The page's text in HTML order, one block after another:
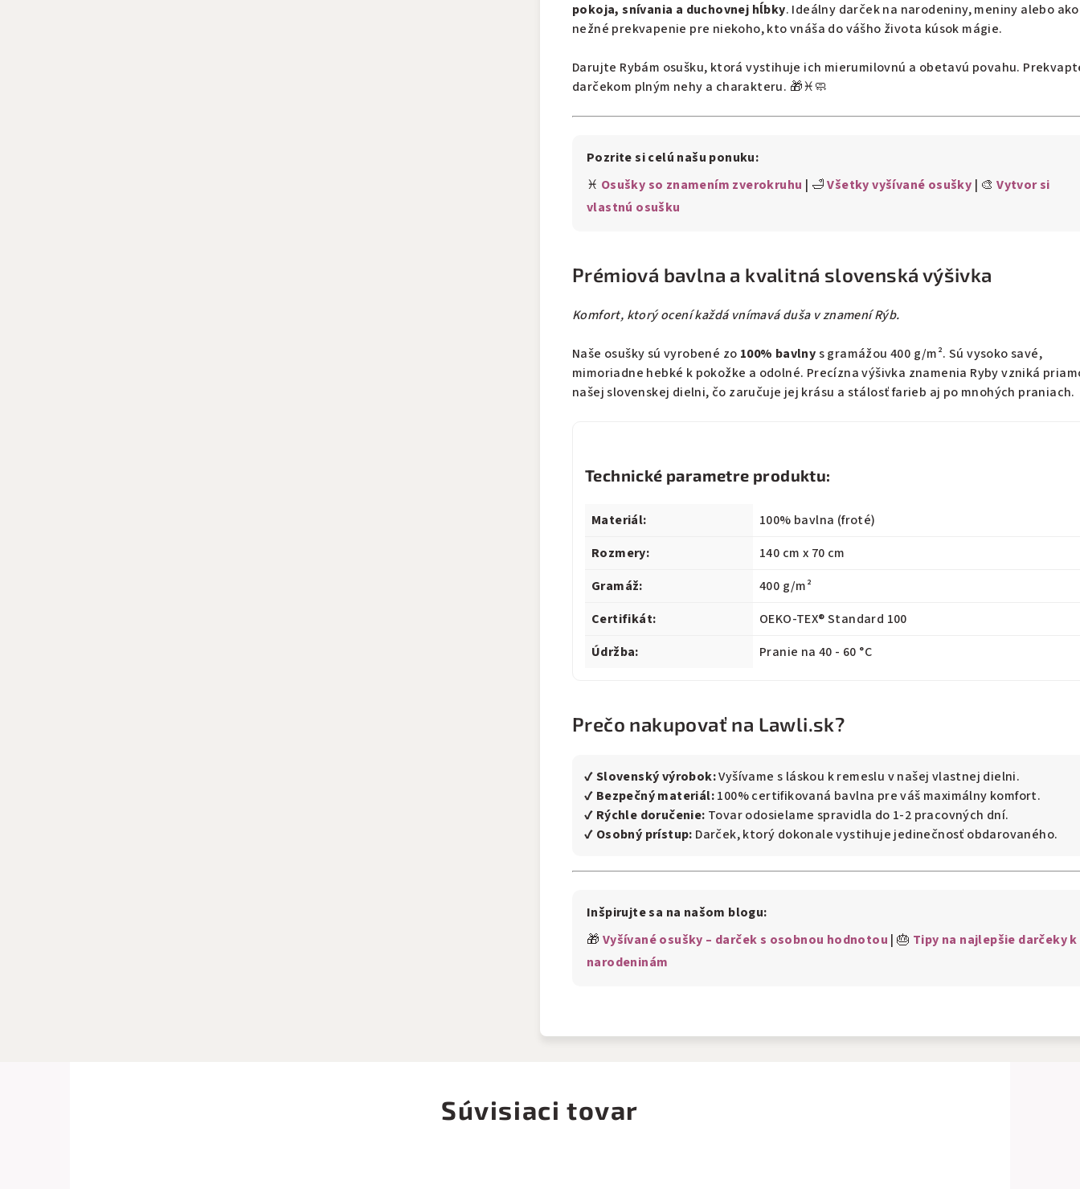
pokoja, snívania a duchovnej hĺbky. Ideálny darček na narodeniny, meniny alebo ako
nežné prekvapenie pre niekoho, kto vnáša do vášho života kúsok mágie.
Darujte Rybám osušku, ktorá vystihuje ich mierumilovnú a obetavú povahu.
darčekom plným nehy a charakteru. 🎁♓🧼
Pozrite si celú našu ponuku:
♓ Osušky so znamením zverokruhu | 🛁Všetky vyšívané osušky | 🎨Vytvor si
vlastnú osušku
Prémiová bavlna a kvalitná slovenská výšivka
Komfort, ktorý ocení každá vnímavá duša v znamení Rýb.
Naše osušky sú vyrobené zo 100% bavlnys gramážou 400 g/m². Sú vysoko savé,
mimoriadne hebké k pokožke a odolné. Precízna výšivka znamenia Ryby vzniká
našej slovenskej dielni, čo zaručuje jej krásu a stálosť farieb aj po mnohých praniach.
Technické parametre produktu:
Materiál:
100% bavlna (froté)
Rozmery:
140 cm x 70 cm
Gramáž:
400 g/m²
Certifikát:
OEKO-TEX® Standard 100
Údržba:
Pranie na 40 - 60 °C
Prečo nakupovať na Lawli.sk?
✔Slovenský výrobok:Vyšívame s láskou k remeslu v našej vlastnej dielni.
✔ Bezpečný materiál:100% certifikovaná bavlna pre váš maximálny komfort.
✔ Rýchle doručenie: Tovar odosielame spravidla do 1-2 pracovných dní.
✔ Osobný prístup: Darček, ktorý dokonale vystihuje jedinečnosť obdarovaného.
Inšpirujte sa na našom blogu:
🎁 Vyšívané osušky – darček s osobnou hodnotou | 🎂 Tipy na najlepšie darčeky k
narodeninám
Súvisiaci tovar